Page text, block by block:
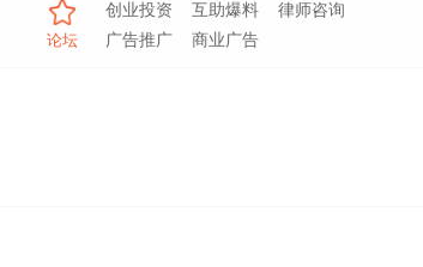
论坛
创业投资 互助爆料
律师咨询
广告推广
商业广告